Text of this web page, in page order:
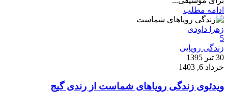
ادامه مطلب
زهرا داودی
5
زندگی رویایی
30 تیر 1395
خرداد 6, 1403
ویدئوی زندگی رویاهای شماست از رندی گیج